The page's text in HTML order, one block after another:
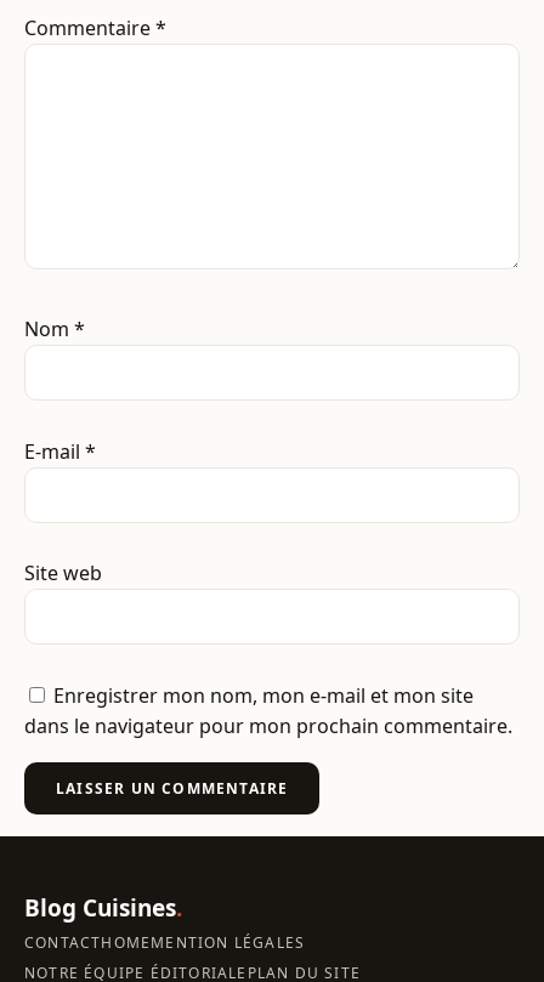
Commentaire*
Nom *
E-mail *
Site web
Enregistrer mon nom, mon e-mail et mon site
dans le navigateur pour mon prochain commentaire.
Blog Cuisines.
CONTACTHOMEMENTION LÉGALES
NOTRE ÉQUIPE ÉDITORIALE PLAN DU SITE